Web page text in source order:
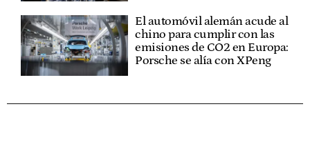
El automóvil alemán acude al
chino para cumplir con las
emisiones de CO2 en Europa:
Porsche se alía con XPeng